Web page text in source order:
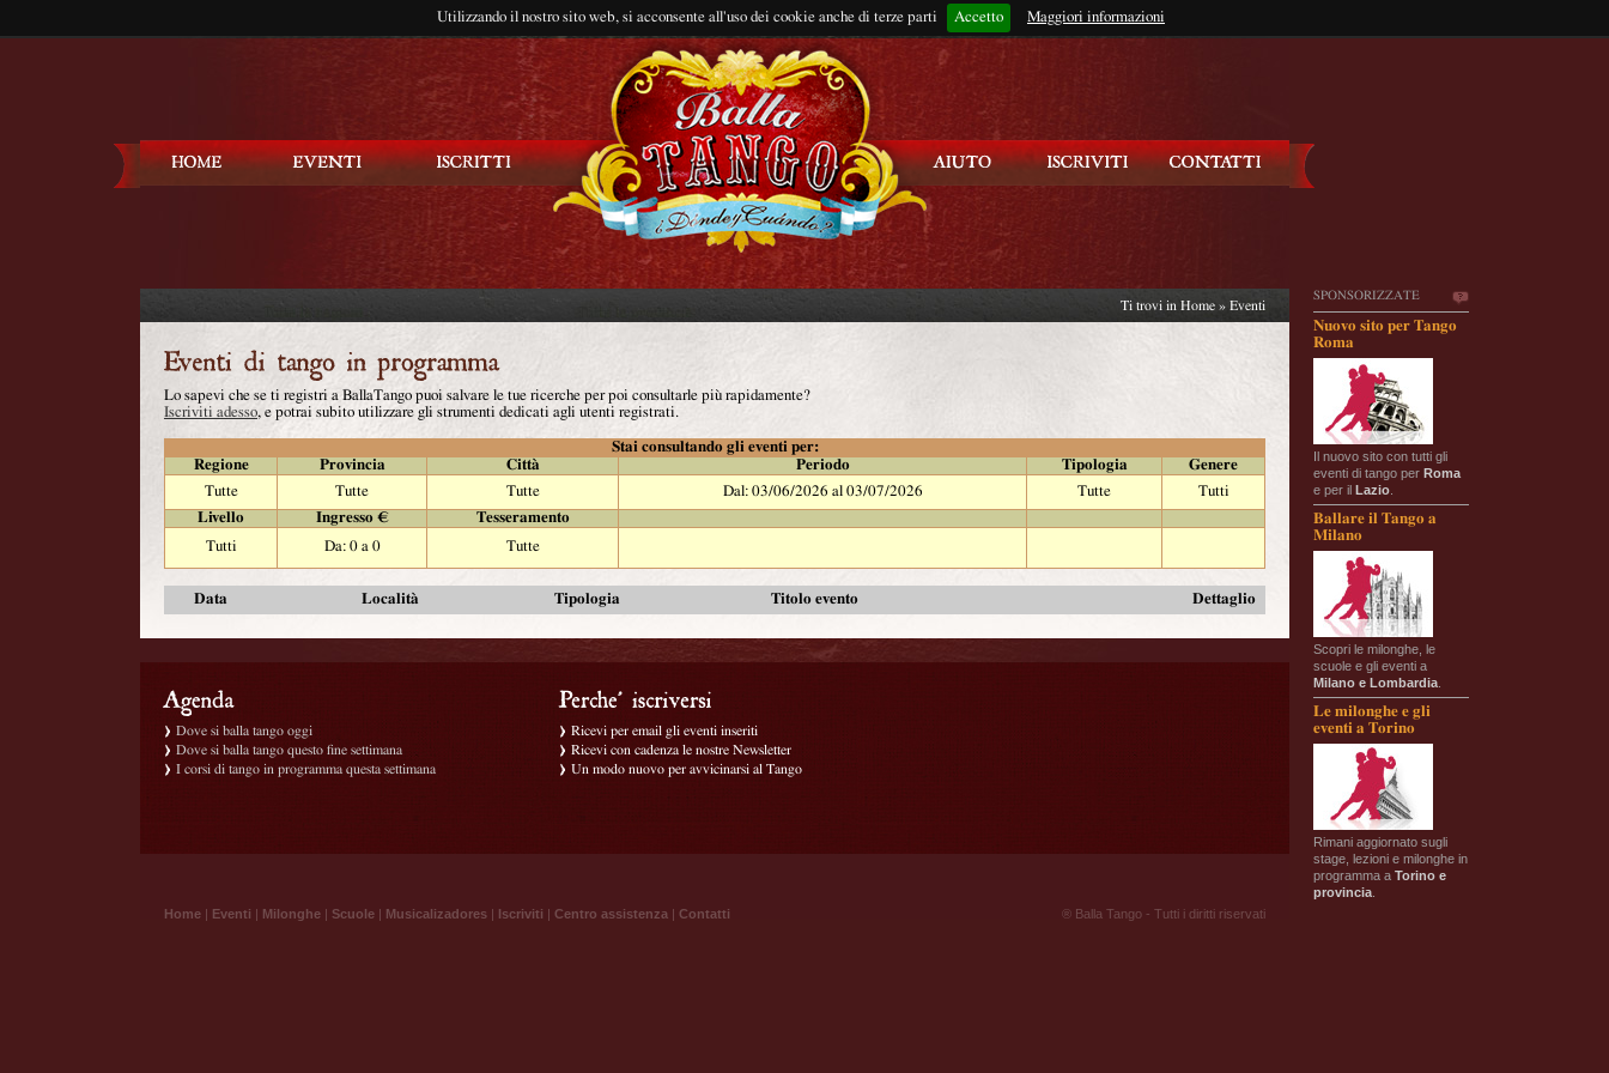
Utilizzando il nostro sito web, si acconsente all'uso dei cookie anche di terze parti Accetto Maggiori informazioni
Rimani connesso?
SPONSORIZZATE
Nuovo sito per Tango
Roma
Il nuovo sito con tutti gli
eventi di tango per Roma
e per il Lazio
Ballare il Tango a
Milano
Scopri le milonghe, le
scuole e gli eventi a
Milano e Lombardia
Le milonghe e gli
eventi a Torino
Rimani aggiornato sugli
stage, lezioni e milonghe in
programma a Torino e
provincia
Ti trovi in Home » Eventi
Lo sapevi che se ti registri a BallaTango puoi salvare le tue ricerche per poi consultarle più rapidamente?
Iscriviti adesso, e potrai subito utilizzare gli strumenti dedicati agli utenti registrati.
Stai consultando gli eventi per:
Regione
Provincia Città Periodo Tipologia
Genere
Tutte
Tutte Tutte Dal: 03/06/2026 al 03/07/2026 Tutte
Tutti
Livello
Ingresso €
Tesseramento
Tutti
Da: 0 a 0 Tutte
Data Località Tipologia Titolo evento Dettaglio
Dove si balla tango oggi
Dove si balla tango questo fine settimana
I corsi di tango in programma questa settimana
Ricevi per email gli eventi inseriti
Ricevi con cadenza le nostre Newsletter
Un modo nuovo per avvicinarsi al Tango
Home | Eventi | Milonghe | Scuole | Musicalizadores | Iscriviti | Centro assistenza | Contatti ® Balla Tango - Tutti i diritti riservati